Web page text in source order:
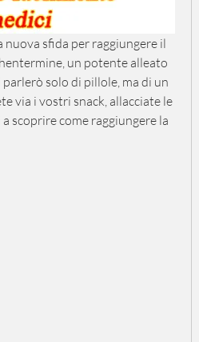
sfida per raggiungere il
un potente alleato
solo di pillole, ma di un
via i vostri snack, allacciate le
scoprire come raggiungere la